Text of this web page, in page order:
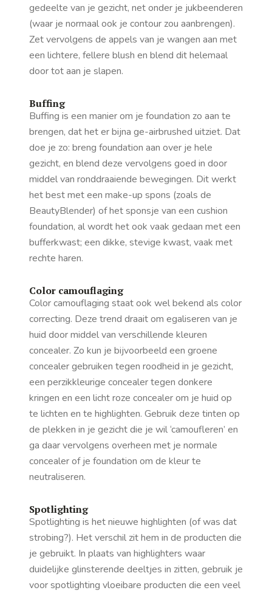
gedeelte van je gezicht, net onder je jukbeenderen
(waar je normaal ook je contour zou aanbrengen).
Zet vervolgens de appels van je wangen aan met
een lichtere, fellere blush en blend dit helemaal
door tot aan je slapen.
Buffing
Buffing is een manier om je foundation zo aan te
brengen, dat het er bijna ge-airbrushed uitziet. Dat
doe je zo: breng foundation aan over je hele
gezicht, en blend deze vervolgens goed in door
middel van ronddraaiende bewegingen. Dit werkt
het best met een make-up spons (zoals de
BeautyBlender) of het sponsje van een cushion
foundation, al wordt het ook vaak gedaan met een
bufferkwast; een dikke, stevige kwast, vaak met
rechte haren.
Color camouflaging
Color camouflaging staat ook wel bekend als color
correcting. Deze trend draait om egaliseren van je
huid door middel van verschillende kleuren
concealer. Zo kun je bijvoorbeeld een groene
concealer gebruiken tegen roodheid in je gezicht,
een perzikkleurige concealer tegen donkere
kringen en een licht roze concealer om je huid op
te lichten en te highlighten. Gebruik deze tinten op
de plekken in je gezicht die je wil ‘camoufleren’ en
ga daar vervolgens overheen met je normale
concealer of je foundation om de kleur te
neutraliseren.
Spotlighting
Spotlighting is het nieuwe highlighten (of was dat
strobing?). Het verschil zit hem in de producten die
je gebruikt. In plaats van highlighters waar
duidelijke glinsterende deeltjes in zitten, gebruik je
voor spotlighting vloeibare producten die een veel